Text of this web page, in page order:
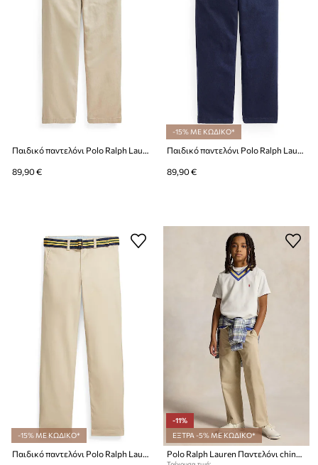
89,90 €
-15% ΜΕ ΚΩΔΙΚΟ*
89,90 €
-15% ΜΕ ΚΩΔΙΚΟ*
Παιδικό παντελόνι Polo Ralph Lauren
-11%
ΕΞΤΡΑ -5% ΜΕ ΚΩΔΙΚΟ*
Polo Ralph Lauren Παντελόνι chino παιδικό βαμβακερό